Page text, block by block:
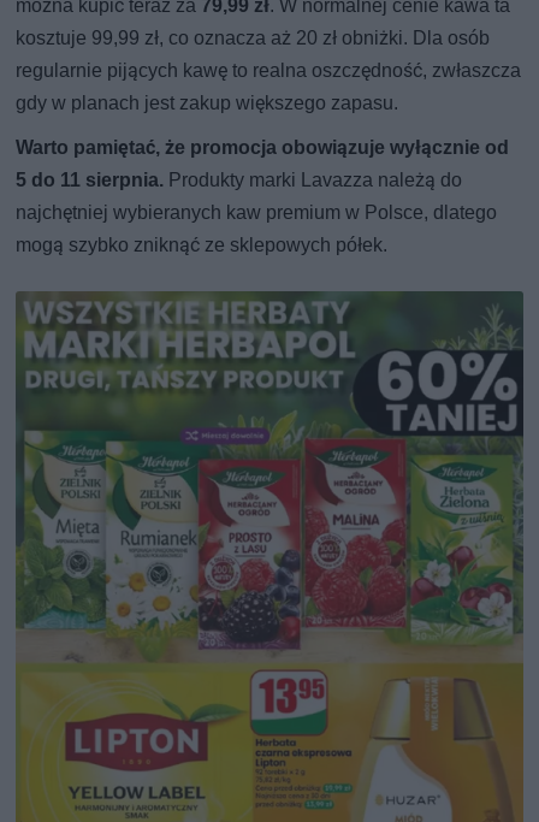
można kupić teraz za 79,99 zł. W normalnej cenie kawa ta
kosztuje 99,99 zł, co oznacza aż 20 zł obniżki. Dla osób
regularnie pijących kawę to realna oszczędność, zwłaszcza
gdy w planach jest zakup większego zapasu.
Warto pamiętać, że promocja obowiązuje wyłącznie od
5 do 11 sierpnia. Produkty marki Lavazza należą do
najchętniej wybieranych kaw premium w Polsce, dlatego
mogą szybko zniknąć ze sklepowych półek.